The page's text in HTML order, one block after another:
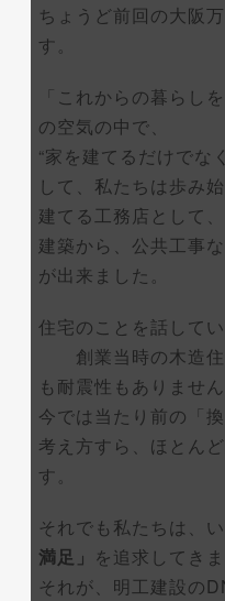
ちょうど前回の大阪
す。
「これからの暮らし
の空気の中で、
“家を建てるだけでな
して、私たちは歩み
建てる工務店として
建築から、公共工事
が出来ました。
住宅のことを話してい
創業当時の木造住
も耐震性もありません
今では当たり前の「
考え方すら、ほとん
す。
それでも私たちは、
満足」 を追求してきま
それが、明工建設の